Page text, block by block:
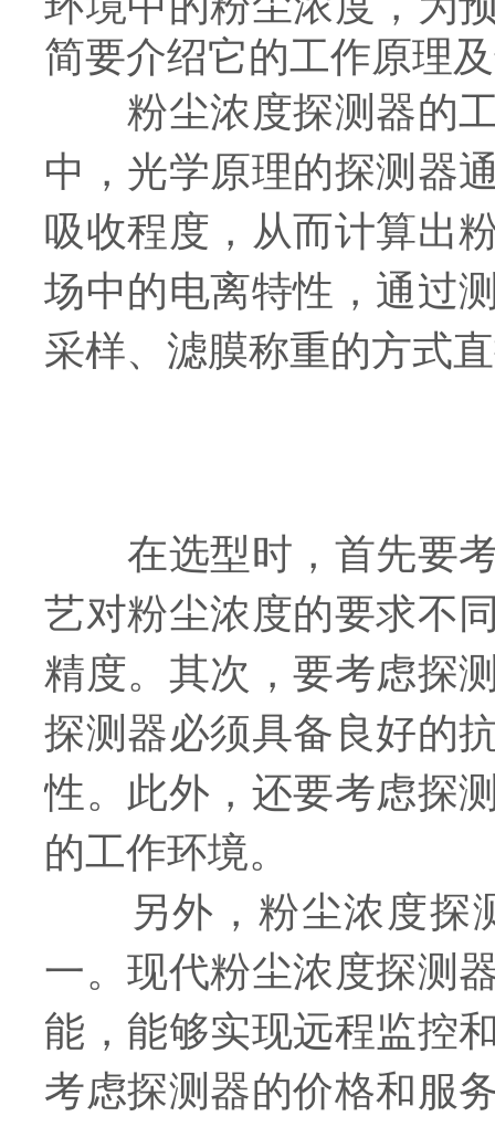
简要介绍它的工作原理
粉尘浓度探测器的工
中，光学原理的探测器
吸收程度，从而计算出
场中的电离特性，通过
采样、滤膜称重的方式
在选型时，首先要考
艺对粉尘浓度的要求不
精度。其次，要考虑探
探测器必须具备良好的
性。此外，还要考虑探
的工作环境。
另外，粉尘浓度探测
一。现代粉尘浓度探测
能，能够实现远程监控
考虑探测器的价格和服